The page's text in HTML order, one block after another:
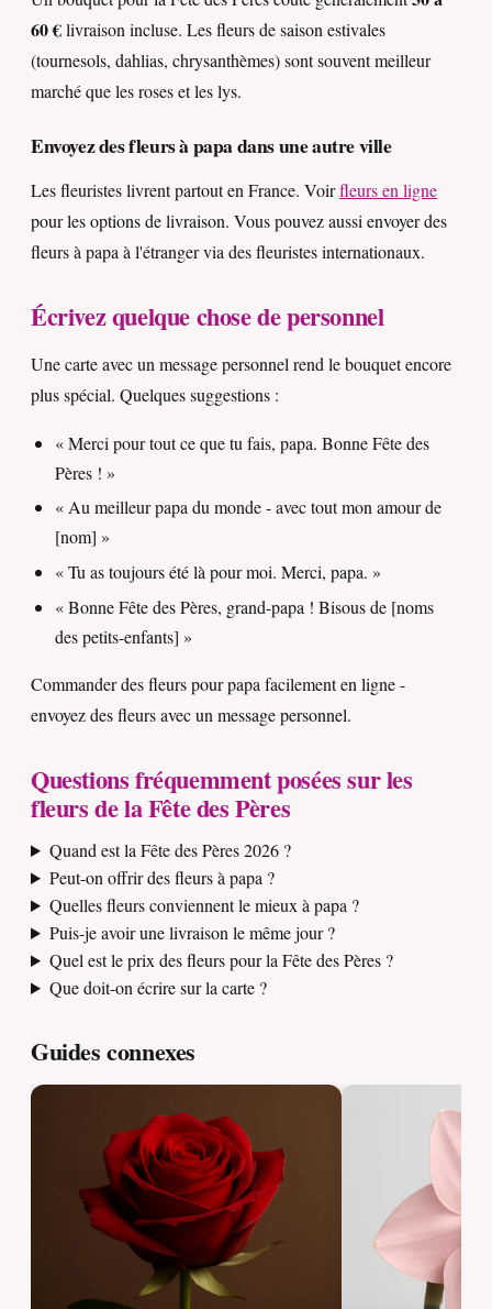
60 €livraison incluse. Les fleurs de saison estivales
(tournesols, dahlias, chrysanthèmes) sont souvent meilleur
marché que les roses et les lys.
Envoyez des fleurs à papa dans une autre ville
Les fleuristes livrent partout en France. Voirfleurs en ligne
pour les options de livraison. Vous pouvez aussi envoyer des
fleurs à papa à l'étranger via des fleuristes internationaux.
Écrivez quelque chose de personnel
Une carte avec un message personnel rend le bouquet encore
plus spécial. Quelques suggestions :
« Merci pour tout ce que tu fais, papa. Bonne Fête des
Pères ! »
« Au meilleur papa du monde - avec tout mon amour de
[nom] »
« Tu as toujours été là pour moi. Merci, papa. »
« Bonne Fête des Pères, grand-papa ! Bisous de [noms
des petits-enfants] »
Commander des fleurs pour papa facilement en ligne -
envoyez des fleurs avec un message personnel.
Questions fréquemment posées sur les
fleurs de la Fête des Pères
Quand est la Fête des Pères 2026 ?
Peut-on offrir des fleurs à papa ?
Quelles fleurs conviennent le mieux à papa ?
Puis-je avoir une livraison le même jour ?
Quel est le prix des fleurs pour la Fête des Pères ?
Que doit-on écrire sur la carte ?
Guides connexes